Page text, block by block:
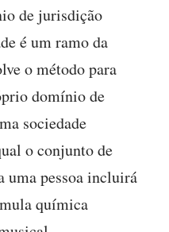
de jurisdição
é um ramo da
o método para
domínio de
sociedade
o conjunto de
uma pessoa incluirá
química